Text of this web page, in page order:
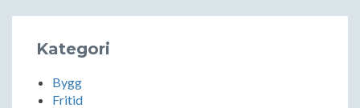
Kategori
Bygg
Fritid